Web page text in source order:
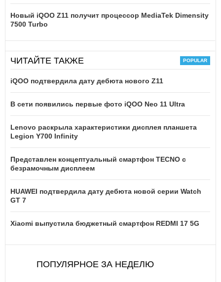
Новый iQOO Z11 получит процессор MediaTek Dimensity
7500 Turbo
ЧИТАЙТЕ ТАКЖЕ
iQOO подтвердила дату дебюта нового Z11
В сети появились первые фото iQOO Neo 11 Ultra
Lenovo раскрыла характеристики дисплея планшета
Legion Y700 Infinity
Представлен концептуальный смартфон TECNO с
безрамочным дисплеем
HUAWEI подтвердила дату дебюта новой серии Watch
GT 7
Xiaomi выпустила бюджетный смартфон REDMI 17 5G
ПОПУЛЯРНОЕ ЗА НЕДЕЛЮ